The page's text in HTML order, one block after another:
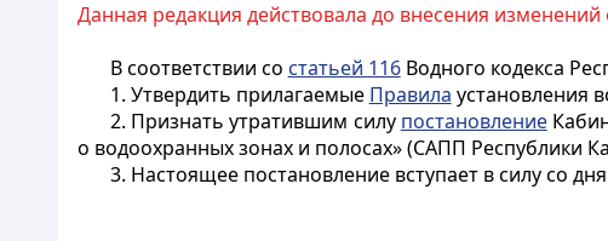
Данная редакция действовала до внесения изменений
В соответствии со статьей 116Водного кодекса
1. Утвердить прилагаемые Правила установления
2. Признать утратившим силу постановление
о водоохранных зонах и полосах» (САПП Республики
3. Настоящее постановление вступает в силу со